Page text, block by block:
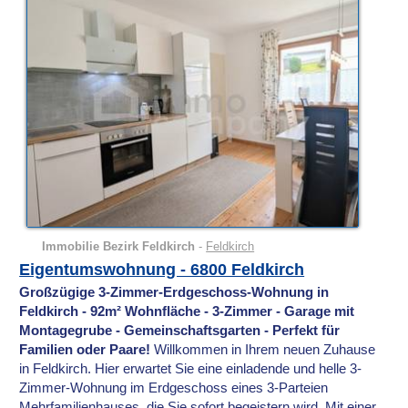
Immobilie Bezirk Feldkirch - Feldkirch
Eigentumswohnung - 6800 Feldkirch
Großzügige 3-Zimmer-Erdgeschoss-Wohnung in
Feldkirch - 92m² Wohnfläche - 3-Zimmer - Garage mit
Montagegrube - Gemeinschaftsgarten - Perfekt für
Familien oder Paare! Willkommen in Ihrem neuen Zuhause
in Feldkirch. Hier erwartet Sie eine einladende und helle 3-
Zimmer-Wohnung im Erdgeschoss eines 3-Parteien